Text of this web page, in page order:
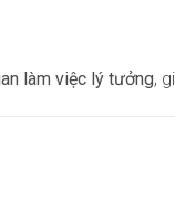
làm việc lý tưởng,